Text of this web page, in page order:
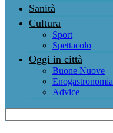
Sanità
Cultura
Sport
Spettacolo
Oggi in città
Buone Nuove
Enogastronomia
Advice